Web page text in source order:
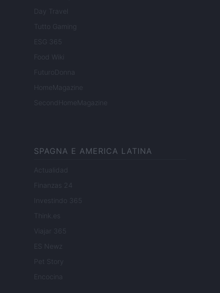
Day Travel
Tutto Gaming
ESG 365
Food Wiki
FuturoDonna
HomeMagazine
SecondHomeMagazine
SPAGNA E AMERICA LATINA
Actualidad
Finanzas 24
Investindo 365
Think.es
Viajar 365
ES Newz
Pet Story
Encocina